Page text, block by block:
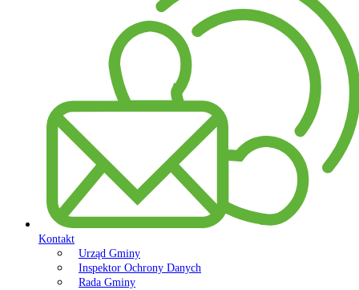
Kontakt
Urząd Gminy
Inspektor Ochrony Danych
Rada Gminy